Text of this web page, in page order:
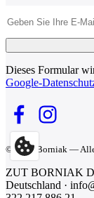
Dieses Formular
Google-
© 2026 Borniak —
ZUT BORNIAK
Deutschland ·